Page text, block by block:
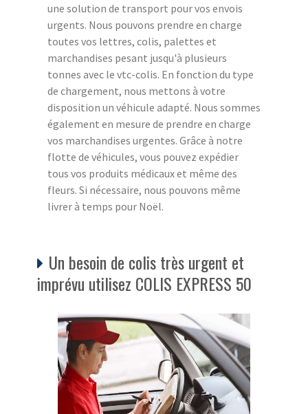
une solution de transport pour vos envois
urgents. Nous pouvons prendre en charge
toutes vos lettres, colis, palettes et
marchandises pesant jusqu'à plusieurs
tonnes avec le vtc-colis. En fonction du type
de chargement, nous mettons à votre
disposition un véhicule adapté. Nous sommes
également en mesure de prendre en charge
vos marchandises urgentes. Grâce à notre
flotte de véhicules, vous pouvez expédier
tous vos produits médicaux et même des
fleurs. Si nécessaire, nous pouvons même
livrer à temps pour Noël.
Un besoin de colis très urgent et
imprévu utilisez COLIS EXPRESS 50